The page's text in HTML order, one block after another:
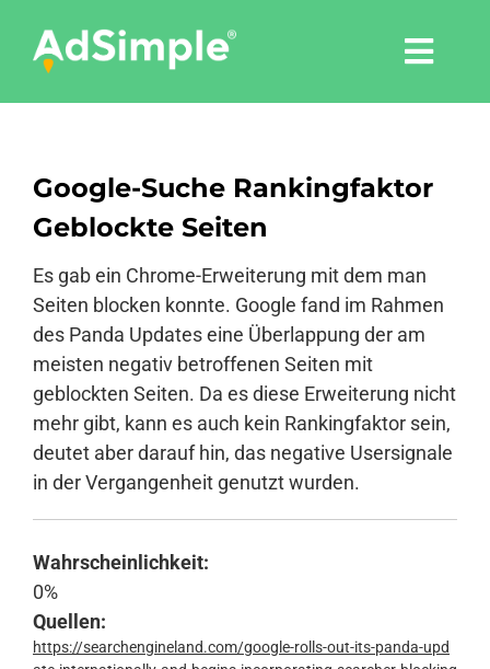
content
Tools
Pressemitteilungen
Shop
Agentur
Blog
Anmelden
Google-Suche Rankingfaktor
Geblockte Seiten
Es gab ein Chrome-Erweiterung mit dem man
Seiten blocken konnte. Google fand im Rahmen
des Panda Updates eine Überlappung der am
meisten negativ betroffenen Seiten mit
geblockten Seiten. Da es diese Erweiterung nicht
mehr gibt, kann es auch kein Rankingfaktor sein,
deutet aber darauf hin, das negative Usersignale
in der Vergangenheit genutzt wurden.
Wahrscheinlichkeit:
0%
Quellen:
https://searchengineland.com/google-rolls-out-its-panda-upd